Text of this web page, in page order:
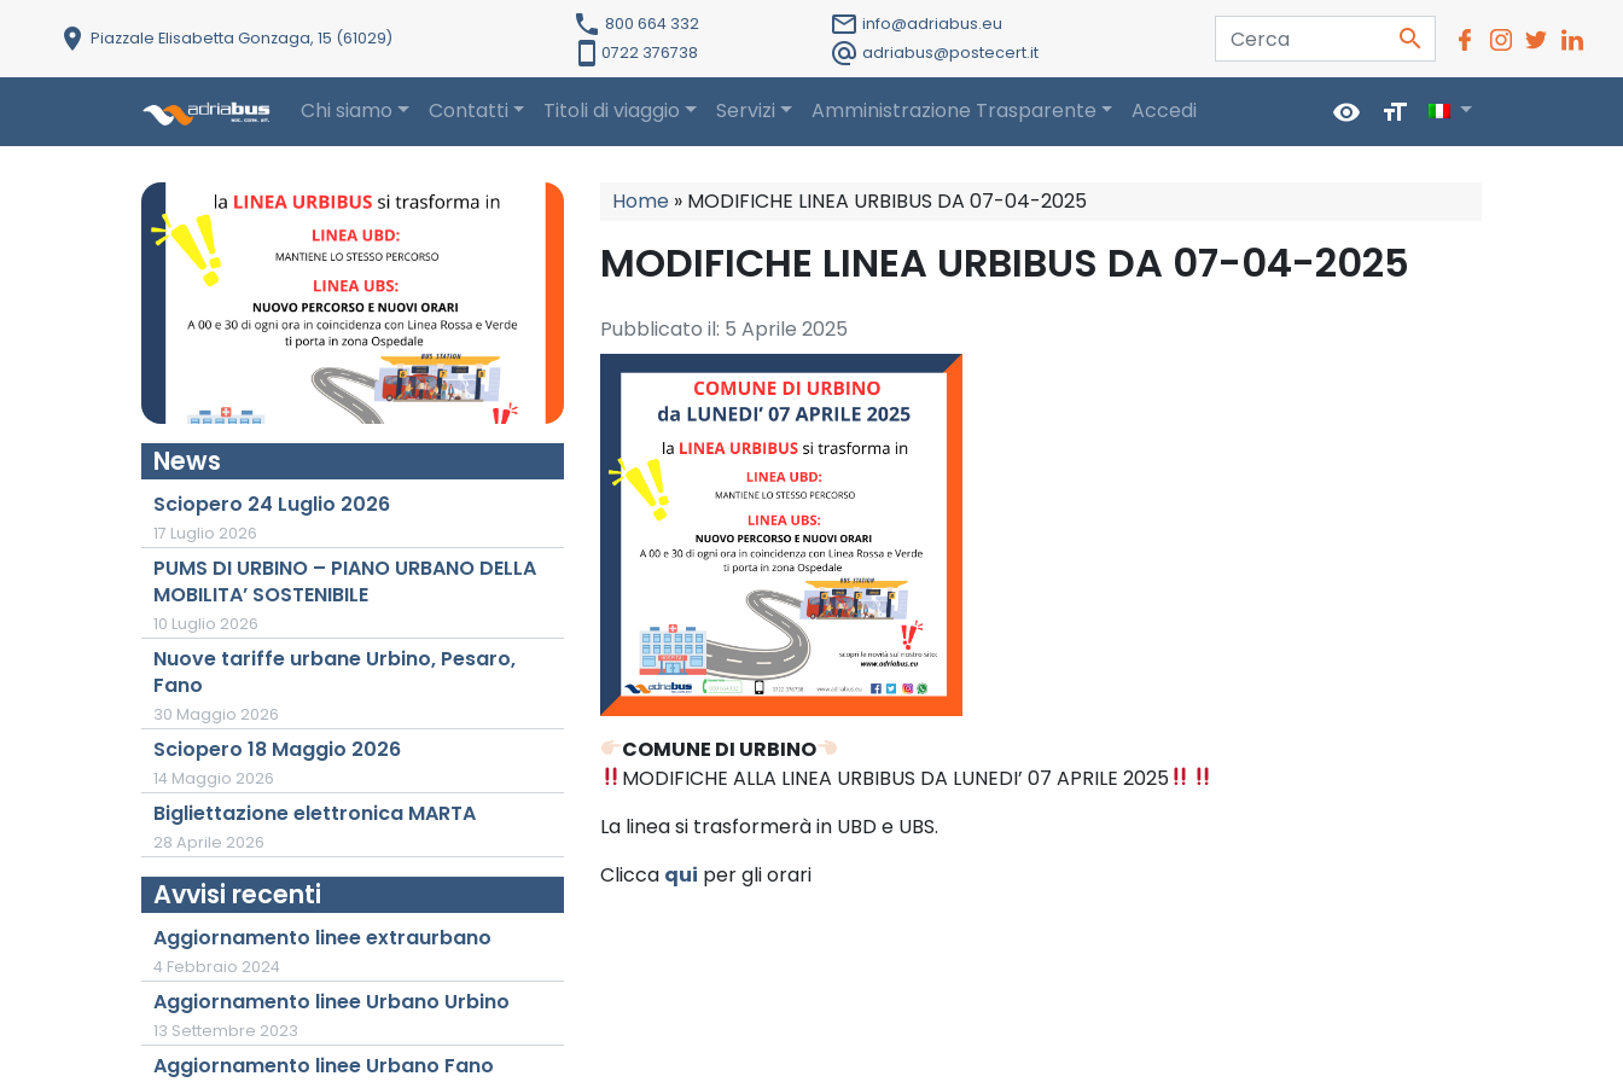
location_on Piazzale Elisabetta Gonzaga, 15 (61029) local_phone 800 664 332
smartphone 0722 376738
mail_outline info@adriabus.eu
alternate_email adriabus@postecert.it search
Main NavigationChi siamo Contatti Titoli di viaggio Servizi Amministrazione Trasparente Accedi visibility format_size
News
Sciopero 24 Luglio 2026
17 Luglio 2026
PUMS DI URBINO – PIANO URBANO DELLA
MOBILITA’ SOSTENIBILE
10 Luglio 2026
Nuove tariffe urbane Urbino, Pesaro,
Fano
30 Maggio 2026
Sciopero 18 Maggio 2026
14 Maggio 2026
Bigliettazione elettronica MARTA
28 Aprile 2026
Avvisi recenti
Aggiornamento linee extraurbano
4 Febbraio 2024
Aggiornamento linee Urbano Urbino
13 Settembre 2023
Aggiornamento linee Urbano Fano
Home » MODIFICHE LINEA URBIBUS DA 07-04-2025
MODIFICHE LINEA URBIBUS DA 07-04-2025
Pubblicato il: 5 Aprile 2025
COMUNE DI URBINO
MODIFICHE ALLA LINEA URBIBUS DA LUNEDI’ 07 APRILE 2025
La linea si trasformerà in UBD e UBS.
Clicca qui per gli orari